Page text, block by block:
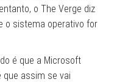
o The Verge diz
o sistema operativo for
é que a Microsoft
que assim se vai